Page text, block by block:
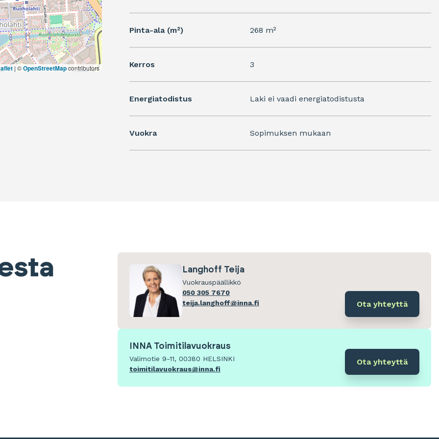
|©OpenStreetMapcontributors
Pinta-ala (m²) 268 m²
Kerros 3
Energiatodistus Laki ei vaadi energiatodistusta
Vuokra Sopimuksen mukaan
Langhoff Teija
Vuokrauspäällikkö
050 305 7670
teija.langhoff@inna.fi
Ota yhteyttä
INNA Toimitilavuokraus
Valimotie 9-11, 00380 HELSINKI
toimitilavuokraus@inna.fi
Ota yhteyttä